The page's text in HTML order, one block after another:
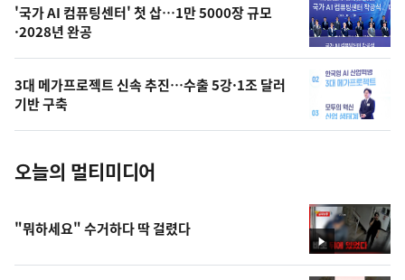
오
늘
의
사
진
'국가 AI 컴퓨팅센터' 첫 삽…1만 5000장 규모
·2028년 완공
3대 메가프로젝트 신속 추진…수출 5강·1조 달러
기반 구축
오늘의 멀티미디어
영
상
"뭐하세요" 수거하다 딱 걸렸다